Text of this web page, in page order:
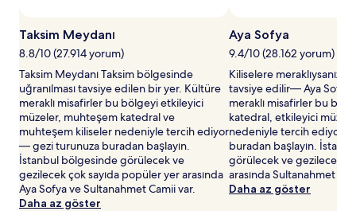
Taksim Meydanı
8.8/10 (27.914 yorum)
Taksim Meydanı Taksim bölgesinde
uğranılması tavsiye edilen bir yer. Kültüre
meraklı misafirler bu bölgeyi etkileyici
müzeler, muhteşem katedral ve
muhteşem kiliseler nedeniyle tercih ediyor
— gezi turunuza buradan başlayın.
İstanbul bölgesinde görülecek ve
gezilecek çok sayıda popüler yer arasında
Aya Sofya ve Sultanahmet Camii var.
Daha az göster
Aya Sofya
9.4/10 (28.162 yorum)
Kiliselere meraklıysanız,
tavsiye edilir— Aya Sofya
meraklı misafirler bu
katedral, etkileyici
nedeniyle tercih ediyor—
buradan başlayın.
görülecek ve gezilecek
arasında Sultanahmet
Daha az göster